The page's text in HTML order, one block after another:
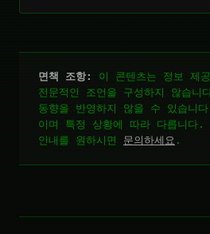
면책 조항:
이 콘텐츠는 정보 제
전문적인 조언을 구성하지 않습
동향을 반영하지 않을 수 있습니
이며 특정 상황에 따라 다릅니다.
안내를 원하시면 문의하세요 .